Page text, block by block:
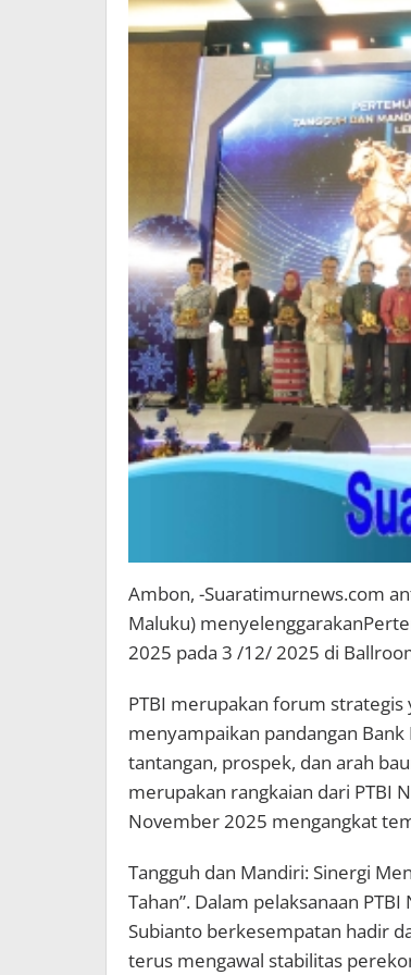
Ambon, -Suaratimurnews.com
Maluku)
2025 pada 3 /12/ 2025 di
PTBI merupakan forum
menyampaikan pandangan
tantangan, prospek, dan arah
merupakan rangkaian dari PTBI
November 2025 mengangkat
Tangguh dan Mandiri: Sinergi
Tahan”. Dalam pelaksanaan
Subianto berkesempatan hadir
terus mengawal stabilitas